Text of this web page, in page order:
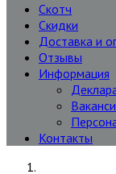
Скотч
Скидки
Доставка и
Отзывы
Информация
Контакты